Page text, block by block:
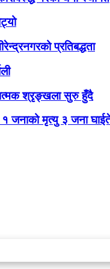
प्रतिबद्धता
श्रृङ्खला सुरु हुँदै
१ जनाको मृत्यु ३ जना